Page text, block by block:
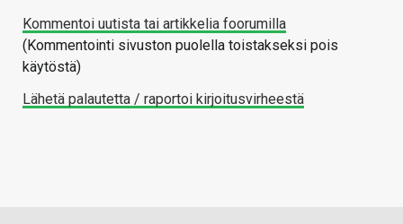
Kommentoi uutista tai artikkelia foorumilla
(Kommentointi sivuston puolella toistakseksi pois
käytöstä)
Lähetä palautetta / raportoi kirjoitusvirheestä